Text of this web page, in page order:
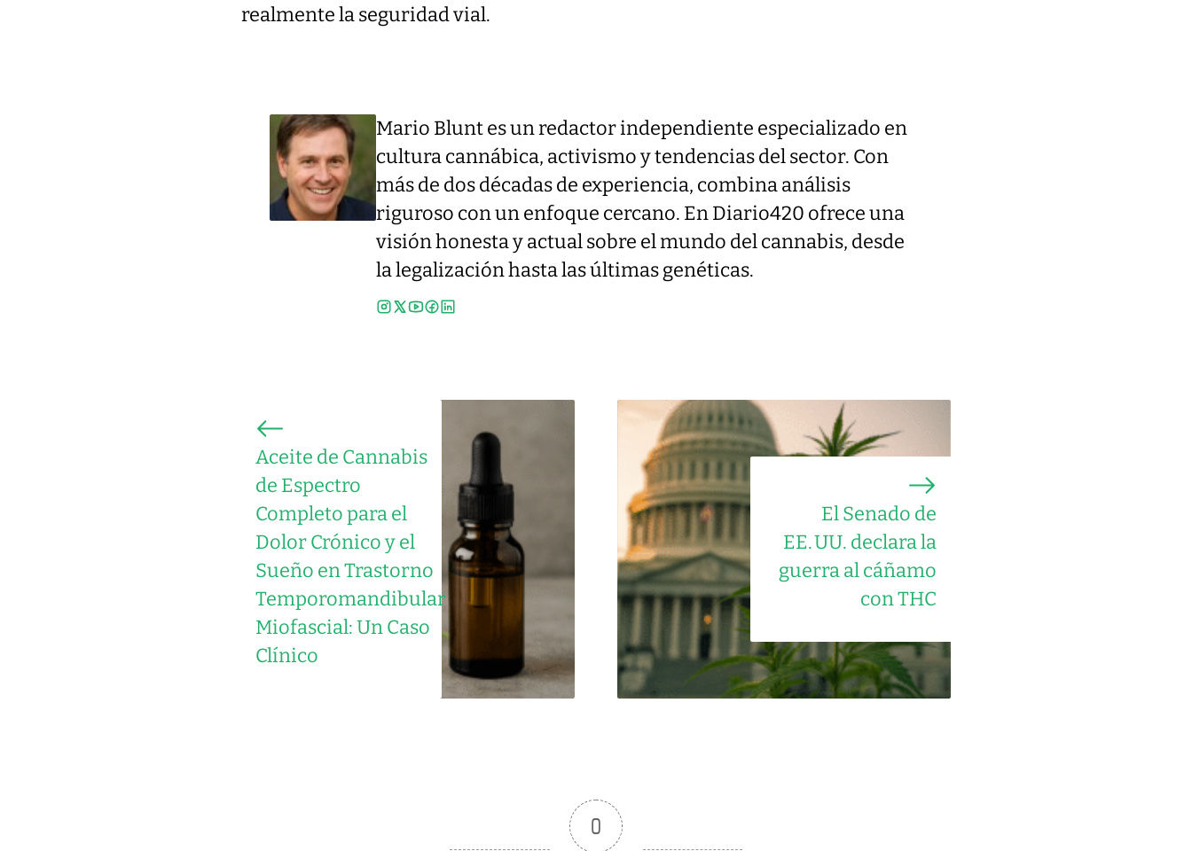
realmente la seguridad vial.
Mario Blunt es un redactor independiente especializado en
cultura cannábica, activismo y tendencias del sector. Con
más de dos décadas de experiencia, combina análisis
riguroso con un enfoque cercano. En Diario420 ofrece una
visión honesta y actual sobre el mundo del cannabis, desde
la legalización hasta las últimas genéticas.
Aceite de Cannabis
de Espectro
Completo para el
Dolor Crónico y el
Sueño en Trastorno
Temporomandibular
Miofascial: Un Caso
Clínico
El Senado de
EE. UU. declara la
guerra al cáñamo
con THC
0